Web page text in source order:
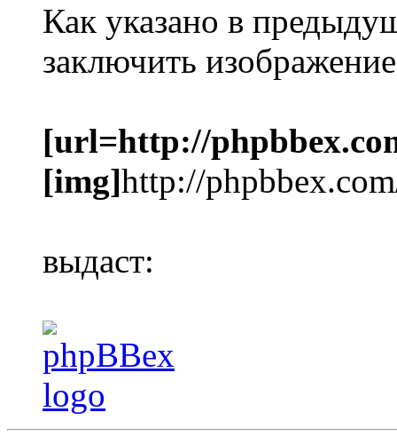
Как указано в
заключить
[url=http://
[img]http://
выдаст: